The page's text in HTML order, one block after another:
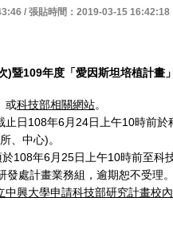
/ 張貼時間：2019-03-15 16:42:18
)暨109年度「愛因斯坦培植計畫
或科技部相關網站。
止日108年6月24日上午10時前
、中心)。
108年6月25日上午10時前至科
發處計畫業務組，逾期恕不受理。
中興大學申請科技部研究計畫校內